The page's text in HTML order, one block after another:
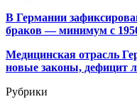
В Германии
браков — минимум с
Медицинская отрасль
новые законы, дефицит
Рубрики